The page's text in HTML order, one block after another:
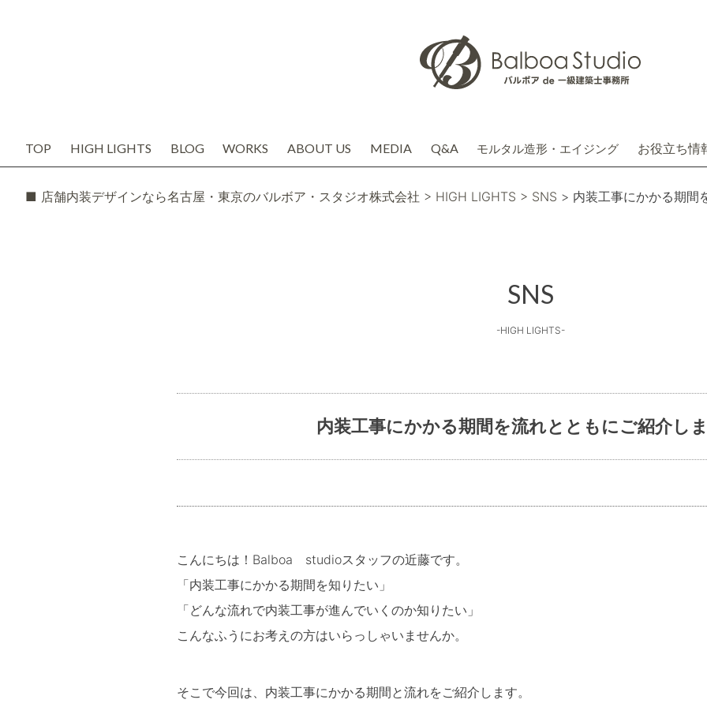
TOP HIGH LIGHTS BLOG WORKS ABOUT US MEDIA Q&A モルタル造形・エイジング お役立ち情
■ 店舗内装デザインなら名古屋・東京のバルボア・スタジオ株式会社 > HIGH LIGHTS > SNS > 内装工事にかかる期間
SNS
-HIGH LIGHTS-
内装工事にかかる期間を流れとともにご紹介しま
こんにちは！Balboa studioスタッフの近藤です。
「内装工事にかかる期間を知りたい」
「どんな流れで内装工事が進んでいくのか知りたい」
こんなふうにお考えの方はいらっしゃいませんか。
そこで今回は、内装工事にかかる期間と流れをご紹介します。